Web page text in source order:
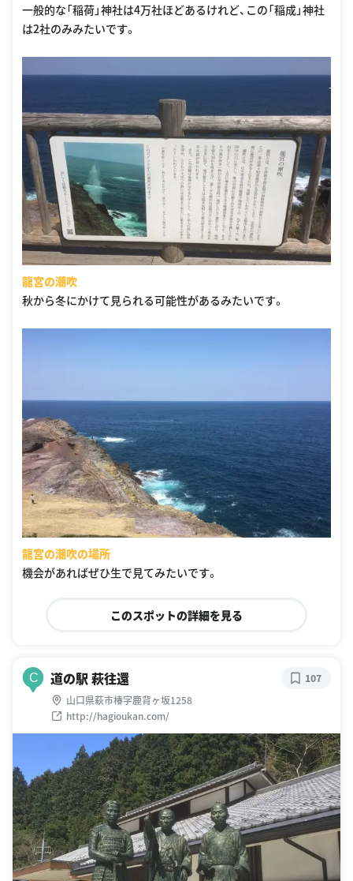
一般的な「稲荷」神社は4万社ほどあるけれど、この「稲成」神社
は2社のみみたいです。
龍宮の潮吹
秋から冬にかけて見られる可能性があるみたいです。
龍宮の潮吹の場所
機会があればぜひ生で見てみたいです。
このスポットの詳細を見る
C 道の駅 萩往還
山口県萩市椿字鹿背ヶ坂1258
http://hagioukan.com/
107